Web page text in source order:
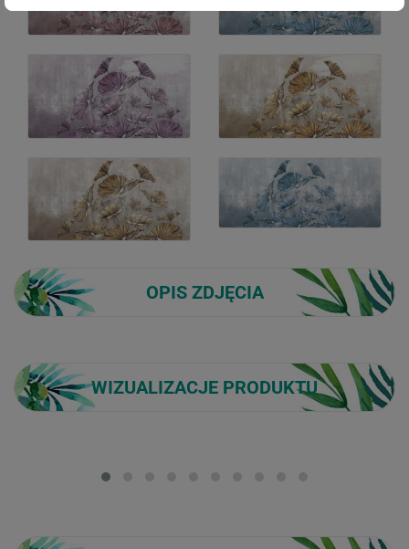
OPIS ZDJĘCIA
WIZUALIZACJE PRODUKTU